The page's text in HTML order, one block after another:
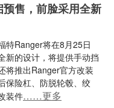
售，前脸采用全新
特Ranger将在8月25日
新的设计，将提供手动挡
将推出Ranger官方改装
保险杠、防脱轮毂、绞
装件……更多